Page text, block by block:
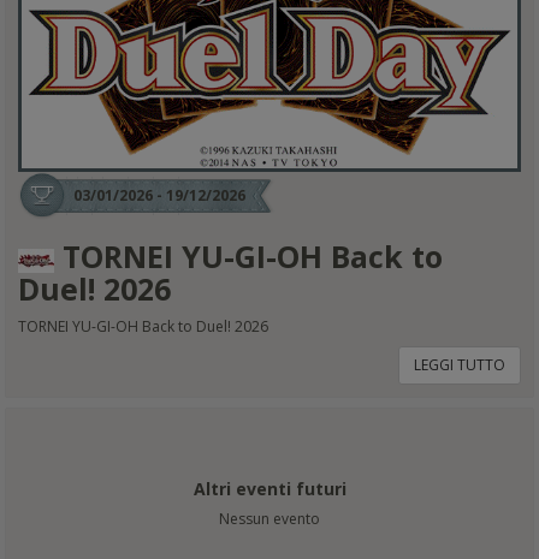
03/01/2026 - 19/12/2026
TORNEI YU-GI-OH Back to
Duel! 2026
TORNEI YU-GI-OH Back to Duel! 2026
LEGGI TUTTO
Altri eventi futuri
Nessun evento